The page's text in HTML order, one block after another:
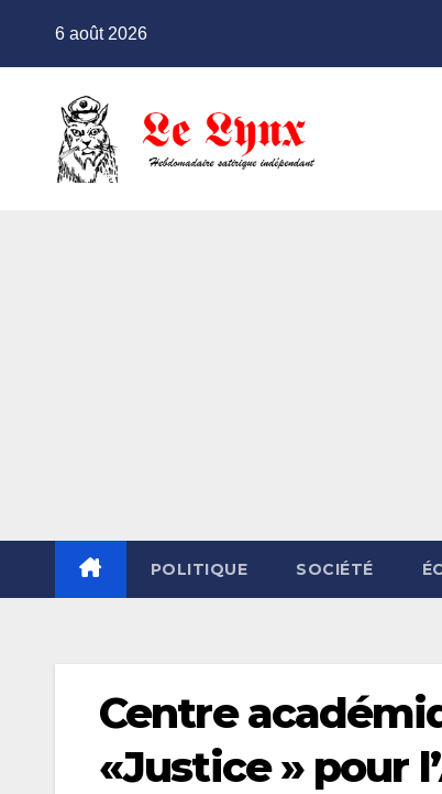
6 août 2026
POLITIQUE SOCIÉTÉ
Centre
«Justice » pour